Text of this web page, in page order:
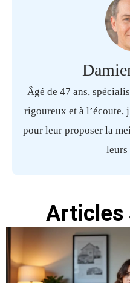
Âgé de 47 ans,
rigoureux et à l’écoute,
pour leur proposer la
leurs
Articles